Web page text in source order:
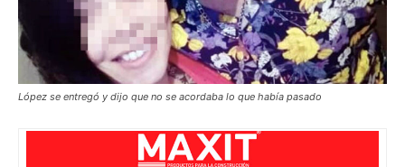
López se entregó y dijo que no se acordaba lo que había pasado